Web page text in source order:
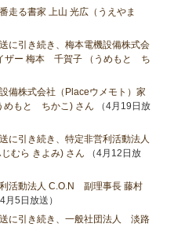
走る書家 上山 光広（うえやま
に引き続き、梅本電機設備株式会
ザー 梅本 千賀子 （うめもと ち
備株式会社（Placeウメモト）家
めもと ちかこ) さん （4月19日放
に引き続き、特定非営利活動法人
むら きよみ) さん （4月12日放
活動法人 C.O.N 副理事長 藤村
4月5日放送）
に引き続き、一般社団法人 淡路